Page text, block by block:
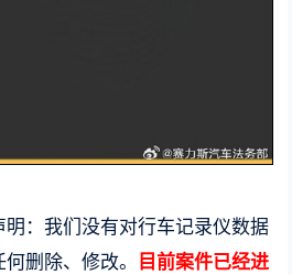
明：我们没有对行车记录仪数据
删除、修改。
目前案件已经进